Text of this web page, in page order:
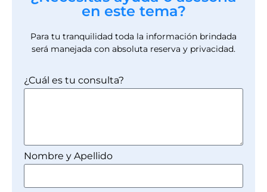
en este tema?
Para tu tranquilidad toda la información brindada
será manejada con absoluta reserva y privacidad.
¿Cuál es tu consulta?
Nombre y Apellido